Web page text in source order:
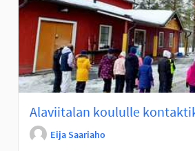
Alaviitalan koululle
Eija Saariaho